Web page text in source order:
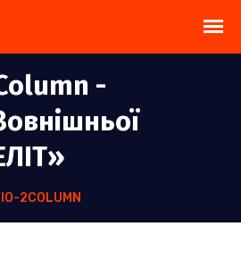
-
2COLUMN